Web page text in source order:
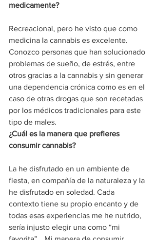
medicamente?
Recreacional, pero he visto que como
medicina la cannabis es excelente.
Conozco personas que han solucionado
problemas de sueño, de estrés, entre
otros gracias a la cannabis y sin generar
una dependencia crónica como es en el
caso de otras drogas que son recetadas
por los médicos tradicionales para este
tipo de males.
¿Cuál es la manera que prefieres
consumir cannabis?
La he disfrutado en un ambiente de
fiesta, en compañía de la naturaleza y la
he disfrutado en soledad. Cada
contexto tiene su propio encanto y de
todas esas experiencias me he nutrido,
sería injusto elegir una como “mi